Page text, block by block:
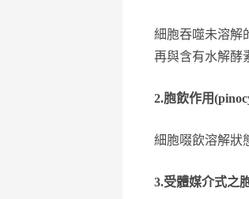
細胞吞噬未溶解
再與含有水解酵
2.胞飲作用
細胞啜飲溶解狀
3.受體媒介式之